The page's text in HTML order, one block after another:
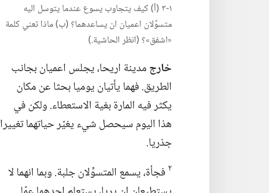
١-‏٣ (‏أ)‏ كيف يتجاوب يسوع عندما يتوسل اليه
متسوِّلان اعميان ان يساعدهما؟‏ (‏ب)‏ ماذا تعني كلمة
«اشفق»؟‏ (‏انظر الحاشية.‏)‏
خارجمدينة اريحا،‏ يجلس اعميان بجانب
الطريق.‏ فهما يأتيان يوميا بحثا عن مكان
يكثر فيه المارة بغية الاستعطاء.‏ ولكن في
هذا اليوم سيحصل شيء يغيّر حياتهما تغييرا
جذريا.‏
٢ فجأة،‏ يسمع المتسوِّلان جلبة.‏ وبما انهما لا